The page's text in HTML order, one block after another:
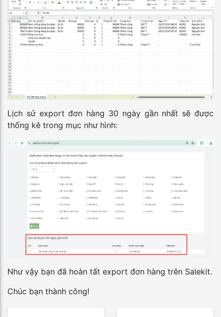
Lịch sử export đơn hàng 30 ngày gần nhất sẽ được
thống kê trong mục như hình:
Như vậy bạn đã hoàn tất export đơn hàng trên Salekit.
Chúc bạn thành công!